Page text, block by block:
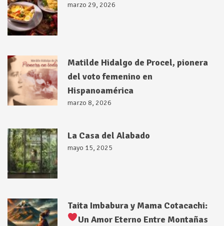
marzo 29, 2026
Matilde Hidalgo de Procel, pionera
del voto femenino en
Hispanoamérica
marzo 8, 2026
La Casa del Alabado
mayo 15, 2025
Taita Imbabura y Mama Cotacachi:
Un Amor Eterno Entre Montañas